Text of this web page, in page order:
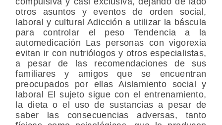
otros asuntos y eventos de orden social,
laboral y cultural Adicción a utilizar la báscula
para controlar el peso Tendencia a la
automedicación Las personas con vigorexia
evitan ir con nutriólogos y otros especialistas,
a pesar de las recomendaciones de sus
familiares y amigos que se encuentran
preocupados por ellas Aislamiento social y
laboral El sujeto sigue con el entrenamiento,
la dieta o el uso de sustancias a pesar de
saber las consecuencias adversas, tanto